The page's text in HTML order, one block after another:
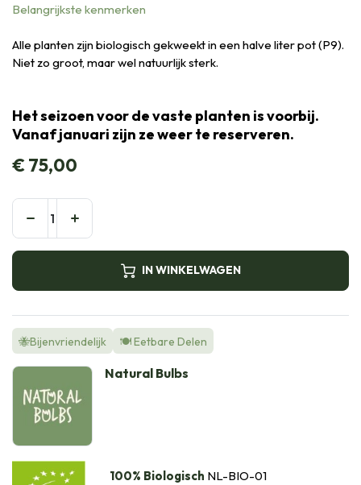
Belangrijkste kenmerken
Alle planten zijn biologisch gekweekt in een halve liter pot (P9).
Niet zo groot, maar wel natuurlijk sterk.
Het seizoen voor de vaste planten is voorbij.
Vanaf januari zijn ze weer te reserveren.
€75,00
IN WINKELWAGEN
🐝Bijenvriendelijk 🍽️ Eetbare Delen
Natural Bulbs
100% Biologisch NL-BIO-01